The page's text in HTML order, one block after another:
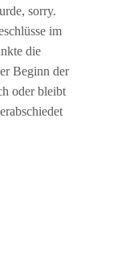
sorry.
im
die
Beginn der
oder bleibt